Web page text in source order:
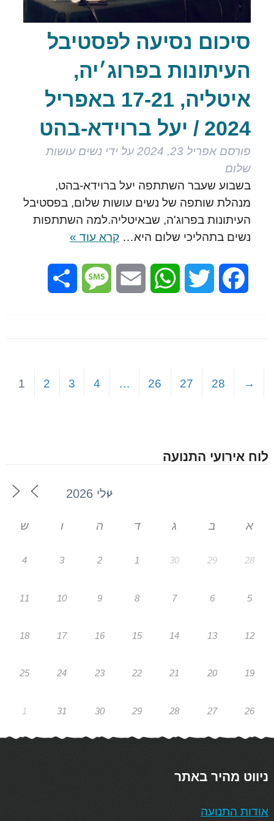
סיכום נסיעה לפסטיבל
העיתונות בפרוג׳יה,
איטליה, 17-21 באפריל
2024 / יעל ברוידא-בהט
פורסם אפריל 23, 2024 על ידי נשים עושות
שלום
בשבוע שעבר השתתפה יעל ברוידא-בהט,
מנהלת שותפה של נשים עושות שלום, בפסטיבל
העיתונות בפרוג'ה, שבאיטליה.למה השתתפות
נשים בתהליכי שלום היא… קרא עוד »
Facebook
Twitter
WhatsApp
Email
Message
1 2 3 4 … 26 27 28 →
לוח אירועי התנועה
א ב ג ד ה ו ש
28
29
30
1
2
3
4
5
6
7
8
9
10
11
12
13
14
15
16
17
18
19
20
21
22
23
24
25
26
27
28
29
30
31
1
ניווט מהיר באתר
אודות התנועה